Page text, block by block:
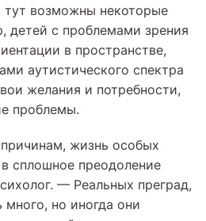
тут возможны некоторые
детей с проблемами зрения
в пространстве,
аутистического спектра
желания и потребности,
проблемы.
жизнь особых
сплошное преодоление
— Реальных преград,
много, но иногда они